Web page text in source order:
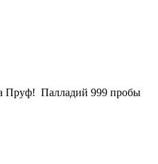
Пруф! Палладий 999 пробы